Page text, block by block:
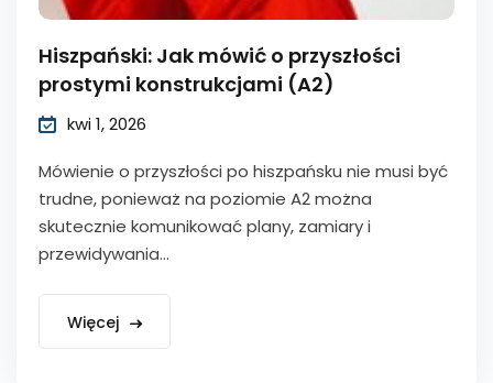
Hiszpański: Jak mówić o przyszłości
prostymi konstrukcjami (A2)
kwi 1, 2026
Mówienie o przyszłości po hiszpańsku nie musi być
trudne, ponieważ na poziomie A2 można
skutecznie komunikować plany, zamiary i
przewidywania...
Więcej